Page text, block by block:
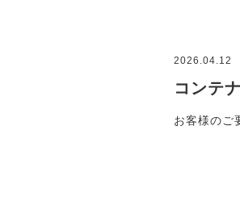
2026.04.12
コンテ
お客様のご